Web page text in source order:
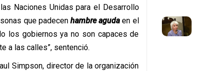
Naciones Unidas para el Desarrollo
que padecen hambre agudaen el
los gobiernos ya no son capaces de
a las calles”, sentenció.
Simpson, director de la organización